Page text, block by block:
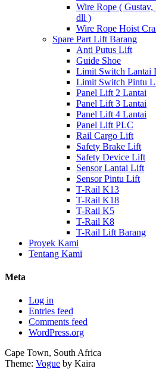
Wire Rope (
dll )
Wire Rope Hoist
Spare Part Lift Barang
Anti Putus Lift
Guide Shoe
Limit Switch Lantai
Limit Switch Pintu
Panel Lift 2 Lantai
Panel Lift 3 Lantai
Panel Lift 4 Lantai
Panel Lift PLC
Rail Cargo Lift
Safety Brake Lift
Safety Device Lift
Sensor Lantai Lift
Sensor Pintu Lift
T-Rail K13
T-Rail K18
T-Rail K5
T-Rail K8
T-Rail Lift Barang
Proyek Kami
Tentang Kami
Meta
Log in
Entries feed
Comments feed
WordPress.org
Cape Town, South Africa
Theme: Vogue by Kaira